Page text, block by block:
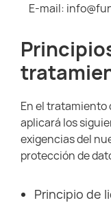
E-mail:
En el tratamiento
aplicará los
exigencias del
protección de
Principio de